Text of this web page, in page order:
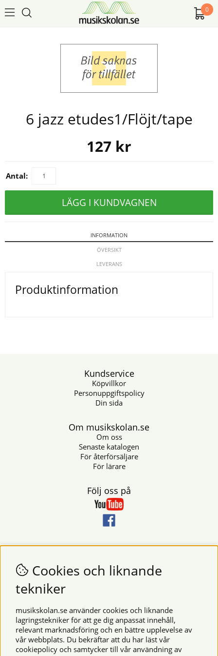
0
6 jazz etudes1/Flöjt/tape
127 kr
Antal:
LÄGG I KUNDVAGNEN
INFORMATION
ÖVERSIKT
LEVERANS
Produktinformation
Kundservice
Köpvillkor
Personuppgiftspolicy
Din sida
Om musikskolan.se
Om oss
Senaste katalogen
För återförsäljare
För lärare
Följ oss på
Nyhetsbrev
Vill du få nyheter och erbjudanden från oss? Fyll då i din e-
postadress i fältet nedan.
Säkra betalningar
Cookies och liknande
tekniker
musikskolan.se använder cookies och liknande
lagringstekniker för att ge dig anpassat innehåll,
relevant marknadsföring och en bättre upplevelse av
vår webbplats. Du bekräftar att du har läst vår
cookiepolicy och samtycker till vår användning av